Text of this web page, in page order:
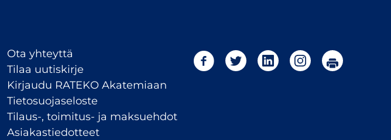
Ota yhteyttä
Tilaa uutiskirje
Kirjaudu RATEKO Akatemiaan
Tietosuojaseloste
Tilaus-, toimitus- ja maksuehdot
Asiakastiedotteet